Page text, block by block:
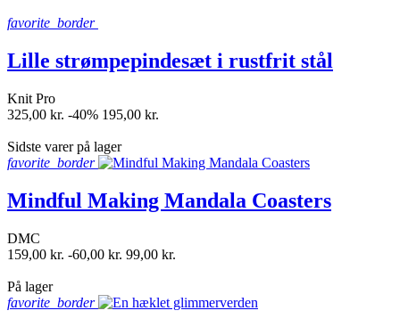
favorite_border
Lille strømpepindesæt i rustfrit stål
Knit Pro
325,00 kr. -40% 195,00 kr.
Sidste varer på lager
favorite_border
Mindful Making Mandala Coasters
DMC
159,00 kr. -60,00 kr. 99,00 kr.
På lager
favorite_border